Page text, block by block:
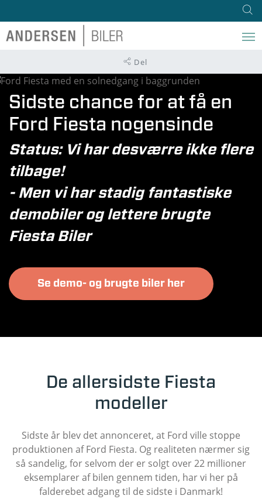
Del
Sidste chance for at få en
Ford Fiesta nogensinde
Status: Vi har desværre ikke flere
tilbage!
- Men vi har stadig fantastiske
demobiler og lettere brugte
Fiesta Biler
Se demo- og brugte biler her
De allersidste Fiesta
modeller
Sidste år blev det annonceret, at Ford ville stoppe
produktionen af Ford Fiesta. Og realiteten nærmer sig
så sandelig, for selvom der er solgt over 22 millioner
eksemplarer af bilen gennem tiden, har vi her på
falderebet adgang til de sidste i Danmark!